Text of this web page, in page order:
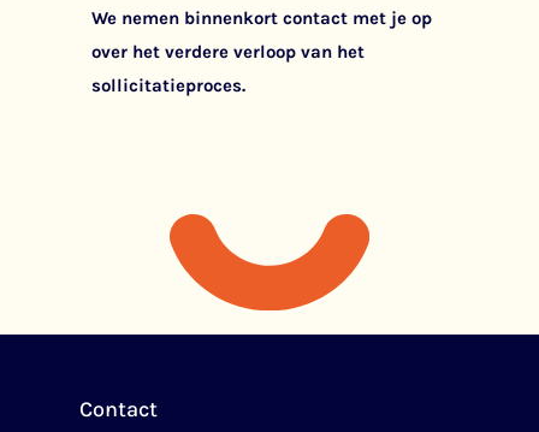
We nemen binnenkort contact met je op
over het verdere verloop van het
sollicitatieproces.
Contact